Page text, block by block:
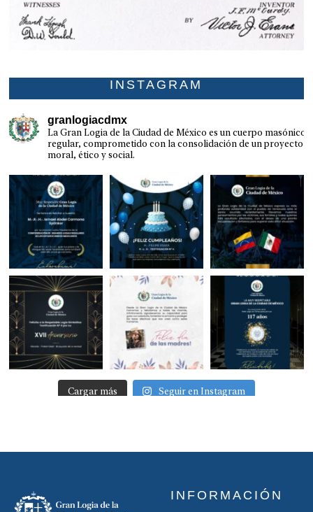
INSTAGRAM
granlogiacdmx
La Gran Logia de la Ciudad de México es un cuerpo masónico
regular, comprometido con la consolidación de un proyecto
moral, ético y social.
Cargar más Seguir en Instagram
INFORMACIÓN